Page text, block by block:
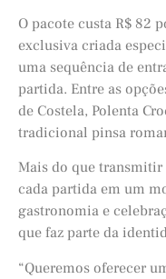
O pacote custa R$ 82
exclusiva criada
uma sequência de
partida. Entre as
de Costela, Polenta
tradicional pinsa
Mais do que transmitir
cada partida em um
gastronomia e
que faz parte da
“Queremos oferecer